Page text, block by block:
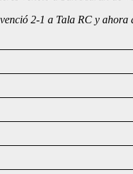
2-1 a Tala RC y